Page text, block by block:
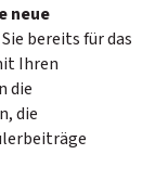
neue
bereits für das
Ihren
die
die